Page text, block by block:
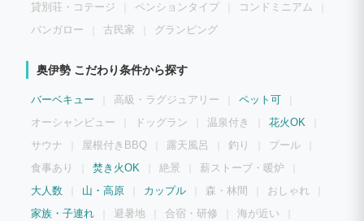
貸別荘・コテージ ペンションタイプ
コンドミニアム
バンガロー
古民家 グランピング
奥伊勢 こだわり条件から探す
バーベキュー 高級・ラグジュアリー
ペット可
オーシャンビュー
ドッグラン 温泉付き
花火OK
サウナ
屋根付きBBQ 露天風呂 釣り
プール
食事あり
焚き火OK 絶景
薪ストーブ・暖炉
大人数
山・高原 カップル 森・林間
おしゃれ
家族・子連れ
避暑地 合宿・研修
海が近い